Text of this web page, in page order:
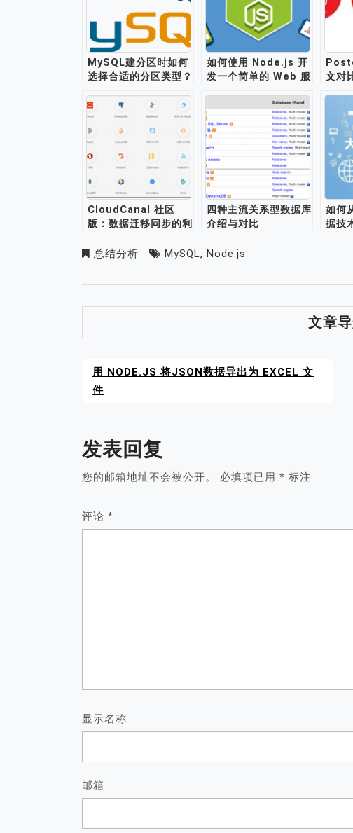
MySQL建分区时如何
选择合适的分区类型？
如何使用 Node.js 开
发一个简单的 Web 服
文对
CloudCanal 社区
版：数据迁移同步的利
四种主流关系型数据库
介绍与对比
如何
据技
总结分析 MySQL, Node.js
文章
用 NODE.JS 将JSON数据导出为 EXCEL 文
件
发表回复
您的邮箱地址不会被公开。 必填项已用 * 标注
评论 *
显示名称
邮箱